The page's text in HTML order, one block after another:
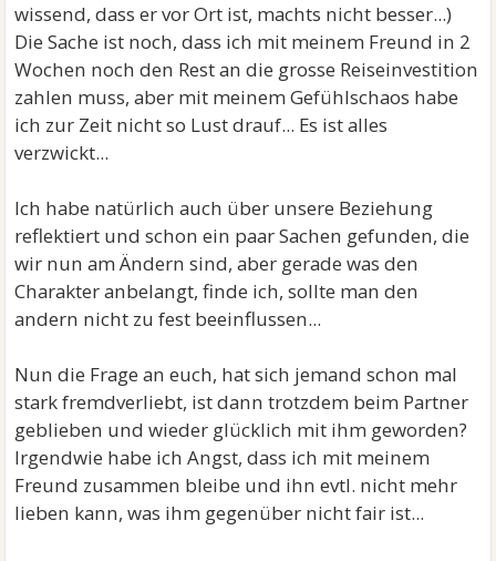
wissend, dass er vor Ort ist, machts nicht besser...)
Die Sache ist noch, dass ich mit meinem Freund in 2
Wochen noch den Rest an die grosse Reiseinvestition
zahlen muss, aber mit meinem Gefühlschaos habe
ich zur Zeit nicht so Lust drauf... Es ist alles
verzwickt...
Ich habe natürlich auch über unsere Beziehung
reflektiert und schon ein paar Sachen gefunden, die
wir nun am Ändern sind, aber gerade was den
Charakter anbelangt, finde ich, sollte man den
andern nicht zu fest beeinflussen...
Nun die Frage an euch, hat sich jemand schon mal
stark fremdverliebt, ist dann trotzdem beim Partner
geblieben und wieder glücklich mit ihm geworden?
Irgendwie habe ich Angst, dass ich mit meinem
Freund zusammen bleibe und ihn evtl. nicht mehr
lieben kann, was ihm gegenüber nicht fair ist...